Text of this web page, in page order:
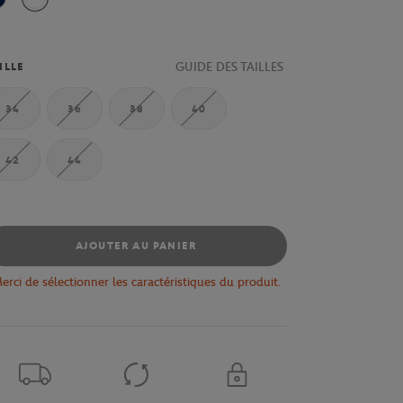
/ Blanc / Blanc
Blanc
GUIDE DES TAILLES
34 36 38 40
42 44
AJOUTER AU PANIER
de sélectionner les caractéristiques du produit.